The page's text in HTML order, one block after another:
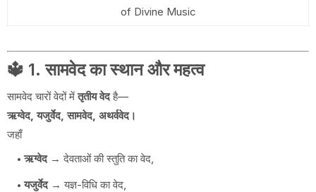
of Divine Music
🔱 1. सामवेद का स्थान और महत्व
सामवेद चारों वेदों मेंतृतीय वेदहै—
ऋग्वेद, यजुर्वेद, सामवेद, अथर्ववेद।
जहाँ
ऋग्वेद→ देवताओं की स्तुति का वेद,
यजुर्वेद→ यज्ञ-विधि का वेद,